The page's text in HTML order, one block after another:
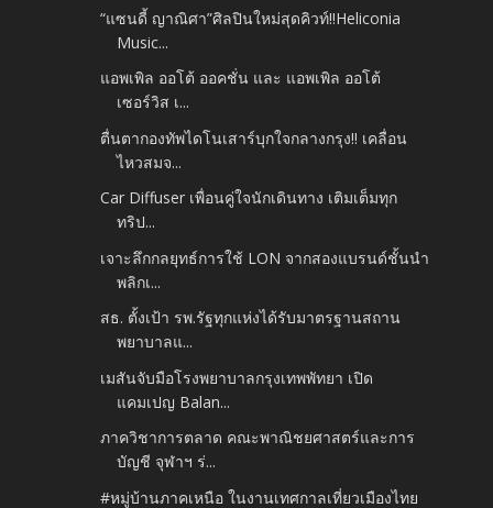
“แซนดี้ ญาณิศา”ศิลปินใหม่สุดคิวท์!!Heliconia
Music...
แอพเพิล ออโต้ ออคชั่น และ แอพเพิล ออโต้
เซอร์วิส เ...
ตื่นตากองทัพไดโนเสาร์บุกใจกลางกรุง!! เคลื่อน
ไหวสมจ...
Car Diffuser เพื่อนคู่ใจนักเดินทาง เติมเต็มทุก
ทริป...
เจาะลึกกลยุทธ์การใช้ LON จากสองแบรนด์ชั้นนำ
พลิกเ...
สธ. ตั้งเป้า รพ.รัฐทุกแห่งได้รับมาตรฐานสถาน
พยาบาลแ...
เมสันจับมือโรงพยาบาลกรุงเทพพัทยา เปิด
แคมเปญ Balan...
ภาควิชาการตลาด คณะพาณิชยศาสตร์และการ
บัญชี จุฬาฯ ร่...
#หมู่บ้านภาคเหนือ ในงานเทศกาลเที่ยวเมืองไทย